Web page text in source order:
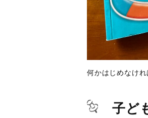
何かはじめなけ
子ど